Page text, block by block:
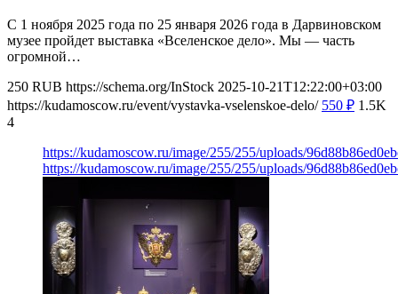
С 1 ноября 2025 года по 25 января 2026 года в Дарвиновском
музее пройдет выставка «Вселенское дело». Мы — часть
огромной…
250 RUB https://schema.org/InStock 2025-10-21T12:22:00+03:00
https://kudamoscow.ru/event/vystavka-vselenskoe-delo/ 550 ₽ 1.5K
4
https://kudamoscow.ru/image/255/255/uploads/
https://kudamoscow.ru/image/255/255/uploads/